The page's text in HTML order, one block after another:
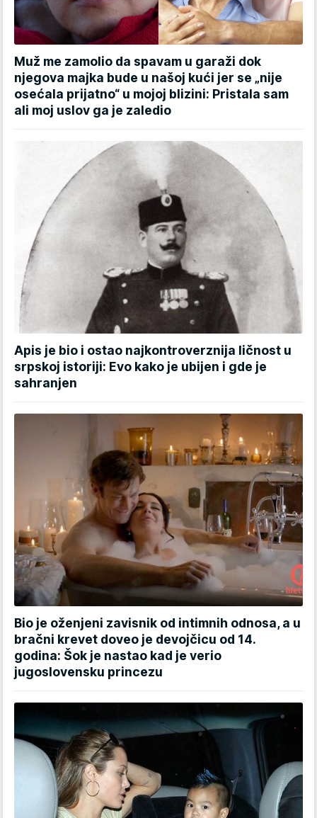
Muž me zamolio da spavam u garaži dok
njegova majka bude u našoj kući jer se „nije
osećala prijatno“ u mojoj blizini: Pristala sam
ali moj uslov ga je zaledio
Apis je bio i ostao najkontroverznija ličnost u
srpskoj istoriji: Evo kako je ubijen i gde je
sahranjen
Bio je oženjeni zavisnik od intimnih odnosa, a u
bračni krevet doveo je devojčicu od 14.
godina: Šok je nastao kad je verio
jugoslovensku princezu